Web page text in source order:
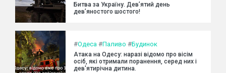
Битва за Україну. Дев’ятий день
дев’яностого шостого!
#Одеса #Паливо #Будинок
Атака на Одесу: наразі відомо про вісім
осіб, які отримали поранення, серед них і
дев'ятирічна дитина.